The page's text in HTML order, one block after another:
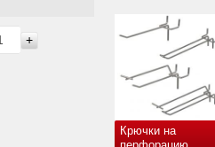
Крючки на
+